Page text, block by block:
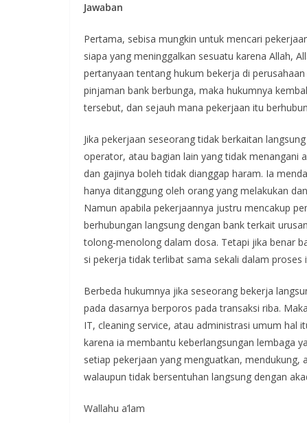
Jawaban
Pertama, sebisa mungkin untuk mencari
siapa yang meninggalkan sesuatu karena Allah,
pertanyaan tentang hukum bekerja di
pinjaman bank berbunga, maka hukumnya
tersebut, dan sejauh mana pekerjaan itu
Jika pekerjaan seseorang tidak berkaitan
operator, atau bagian lain yang tidak menangani
dan gajinya boleh tidak dianggap haram. Ia
hanya ditanggung oleh orang yang melakukan
Namun apabila pekerjaannya justru mencakup
berhubungan langsung dengan bank terkait
tolong‑menolong dalam dosa. Tetapi jika benar
si pekerja tidak terlibat sama sekali dalam
Berbeda hukumnya jika seseorang bekerja
pada dasarnya berporos pada transaksi riba.
IT, cleaning service, atau administrasi umum hal
karena ia membantu keberlangsungan lembaga
setiap pekerjaan yang menguatkan,
walaupun tidak bersentuhan langsung dengan
Wallahu a’lam